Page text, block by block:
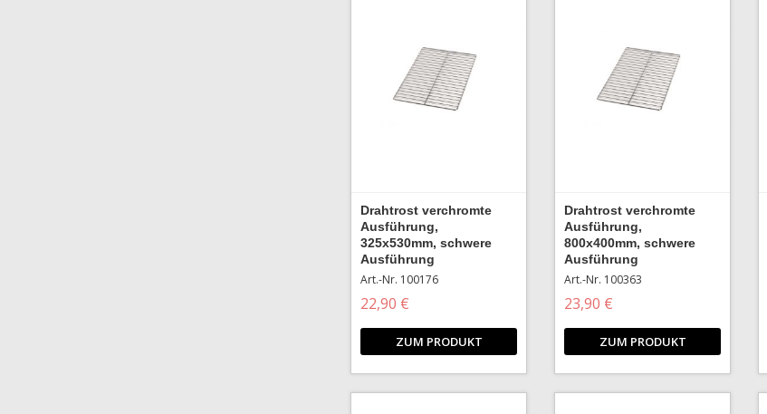
Drahtrost verchromte
Ausführung,
325x530mm, schwere
Ausführung
Art.-Nr. 100176
22,90 €
ZUM PRODUKT
Drahtrost verchromte
Ausführung,
800x400mm, schwere
Ausführung
Art.-Nr. 100363
23,90 €
ZUM PRODUKT